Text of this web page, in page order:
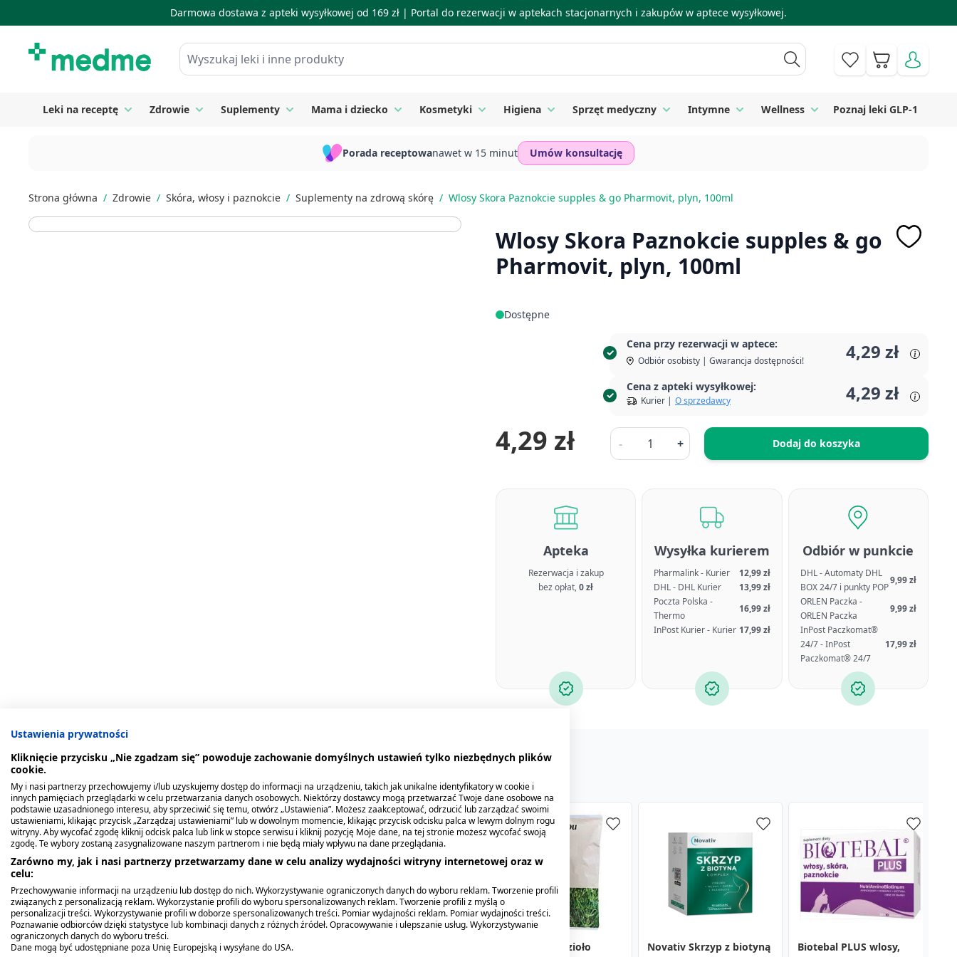
Darmowa dostawa z apteki wysyłkowej od 169 zł | Portal do rezerwacji w aptekach stacjonarnych i zakupów w aptece wysyłkowej.
Wyszukaj leki i inne produkty
Koszyk
Leki na receptę Toggle submenu for Leki na receptę
Zdrowie Toggle submenu for Zdrowie
Suplementy Toggle submenu for Suplementy
Mama i dziecko Toggle submenu for Mama i dziecko
Kosmetyki Toggle submenu for Kosmetyki
Higiena Toggle submenu for Higiena
Sprzęt medyczny Toggle submenu for Sprzęt medyczny
Intymne Toggle submenu for Intymne
Wellness Toggle submenu for Wellness
Poznaj leki GLP-1
Porada receptowanawet w 15 minut Umów konsultację
Strona główna / Zdrowie / Skóra, włosy i paznokcie / Suplementy na zdrową skórę / Wlosy Skora Paznokcie supples & go Pharmovit, plyn, 100ml
Wlosy Skora Paznokcie supples & go
Pharmovit, plyn, 100ml
Dostępne
Cena przy rezerwacji w aptece:
Odbiór osobisty | Gwarancja dostępności! 4,29 zł
Cena z apteki wysyłkowej:
Kurier | O sprzedawcy 4,29 zł
4,29 zł -
Ilość
+ Dodaj do koszyka
Apteka
Rezerwacja i zakup
bez opłat,0 zł
Wysyłka kurierem
Pharmalink - Kurier
12,99 zł
DHL - DHL Kurier
13,99 zł
Poczta Polska -
Thermo
16,99 zł
InPost Kurier - Kurier 17,99 zł
Odbiór w punkcie
DHL - Automaty DHL
BOX 24/7 i punkty POP
9,99 zł
ORLEN Paczka -
ORLEN Paczka
9,99 zł
InPost Paczkomat®
24/7 - InPost
Paczkomat® 24/7
17,99 zł
OstroVit, Kolagen Morski
KolagenCito,
Ziele skrzypu, zioło
Novativ Skrzyp z biotyną
Biotebal PLUS wlosy,
Bestsellery Podobne produkty Mogą Cię zainteresować
Skrzyp, tabletki
Skin Care Hialuron Shot,
Ziele skrzypu, zioło
Gal Koenzym Q10,
Ustawienia prywatności
Kliknięcie przycisku „Nie zgadzam się” powoduje zachowanie domyślnych ustawień tylko niezbędnych plików
cookie.
My i nasi partnerzy przechowujemy i/lub uzyskujemy dostęp do informacji na urządzeniu, takich jak unikalne identyfikatory w cookie i
innych pamięciach przeglądarki w celu przetwarzania danych osobowych. Niektórzy dostawcy mogą przetwarzać Twoje dane osobowe na
podstawie uzasadnionego interesu, aby sprzeciwić się temu, otwórz „Ustawienia”. Możesz zaakceptować, odrzucić lub zarządzać swoimi
ustawieniami, klikając przycisk „Zarządzaj ustawieniami” lub w dowolnym momencie, klikając przycisk odcisku palca w lewym dolnym rogu
witryny. Aby wycofać zgodę kliknij odcisk palca lub link w stopce serwisu i kliknij pozycję Moje dane, na tej stronie możesz wycofać swoją
zgodę. Te wybory zostaną zasygnalizowane naszym partnerom i nie będą miały wpływu na dane przeglądania.
Zarówno my, jak i nasi partnerzy przetwarzamy dane w celu analizy wydajności witryny internetowej oraz w
celu:
Przechowywanie informacji na urządzeniu lub dostęp do nich. Wykorzystywanie ograniczonych danych do wyboru reklam. Tworzenie profili
związanych z personalizacją reklam. Wykorzystanie profili do wyboru spersonalizowanych reklam. Tworzenie profili z myślą o
personalizacji treści. Wykorzystywanie profili w doborze spersonalizowanych treści. Pomiar wydajności reklam. Pomiar wydajności treści.
Poznawanie odbiorców dzięki statystyce lub kombinacji danych z różnych źródeł. Opracowywanie i ulepszanie usług. Wykorzystywanie
ograniczonych danych do wyboru treści.
Dane mogą być udostępniane poza Unię Europejską i wysyłane do USA.